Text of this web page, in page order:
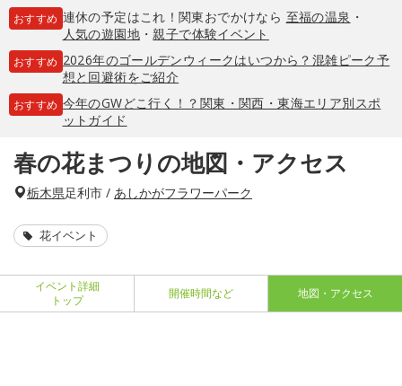
おすすめ 連休の予定はこれ！関東おでかけなら 至福の温泉 ・
人気の遊園地・親子で体験イベント
おすすめ 2026年のゴールデンウィークはいつから？混雑ピーク予
想と回避術をご紹介
おすすめ 今年のGWどこ行く！？関東・関西・東海エリア別スポ
ットガイド
春の花まつりの地図・アクセス
栃木県足利市 / あしかがフラワーパーク
花イベント
イベント詳細
トップ
開催時間など 地図・アクセス